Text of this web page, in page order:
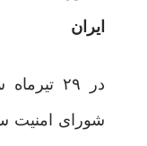
ایران
شورای امنیت